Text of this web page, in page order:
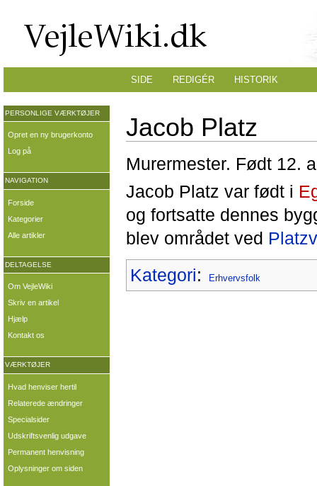
Jacob Platz
Murermester. Født 12.
Jacob Platz var født i
og fortsatte dennes
blev området ved
Kategori: Erhvervsfolk
SIDE REDIGÉR HISTORIK
PERSONLIGE VÆRKTØJER
Opret en ny brugerkonto
Log på
NAVIGATION
Forside
Kategorier
Alle artikler
DELTAGELSE
Om VejleWiki
Skriv en artikel
Hjælp
Kontakt os
VÆRKTØJER
Hvad henviser hertil
Relaterede ændringer
Specialsider
Udskriftsvenlig udgave
Permanent henvisning
Oplysninger om siden